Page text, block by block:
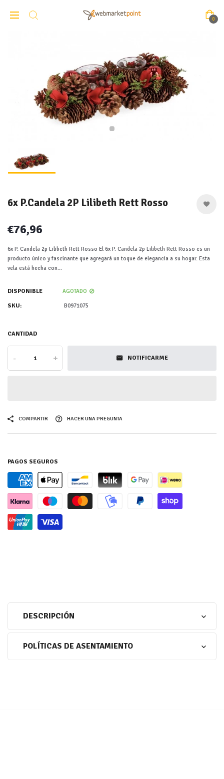
0
6x P.Candela 2P Lilibeth Rett Rosso
€76,96
6x P. Candela 2p Lilibeth Rett Rosso El 6x P. Candela 2p Lilibeth Rett Rosso es un
producto único y fascinante que agregará un toque de elegancia a su hogar. Esta
vela está hecha con...
DISPONIBLE AGOTADO
SKU: B0971075
CANTIDAD
- + NOTIFICARME
COMPARTIR HACER UNA PREGUNTA
PAGOS SEGUROS
DESCRIPCIÓN
POLÍTICAS DE ASENTAMIENTO